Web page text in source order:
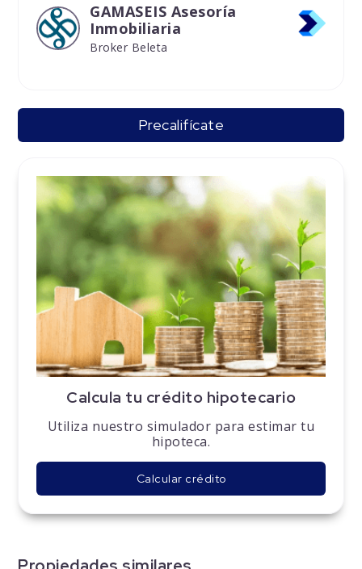
GAMASEIS Asesoría
Inmobiliaria
Broker Beleta
Precalifícate
Calcula tu crédito hipotecario
Utiliza nuestro simulador para estimar tu
hipoteca.
Calcular crédito